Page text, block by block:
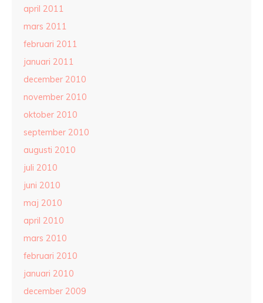
april 2011
mars 2011
februari 2011
januari 2011
december 2010
november 2010
oktober 2010
september 2010
augusti 2010
juli 2010
juni 2010
maj 2010
april 2010
mars 2010
februari 2010
januari 2010
december 2009